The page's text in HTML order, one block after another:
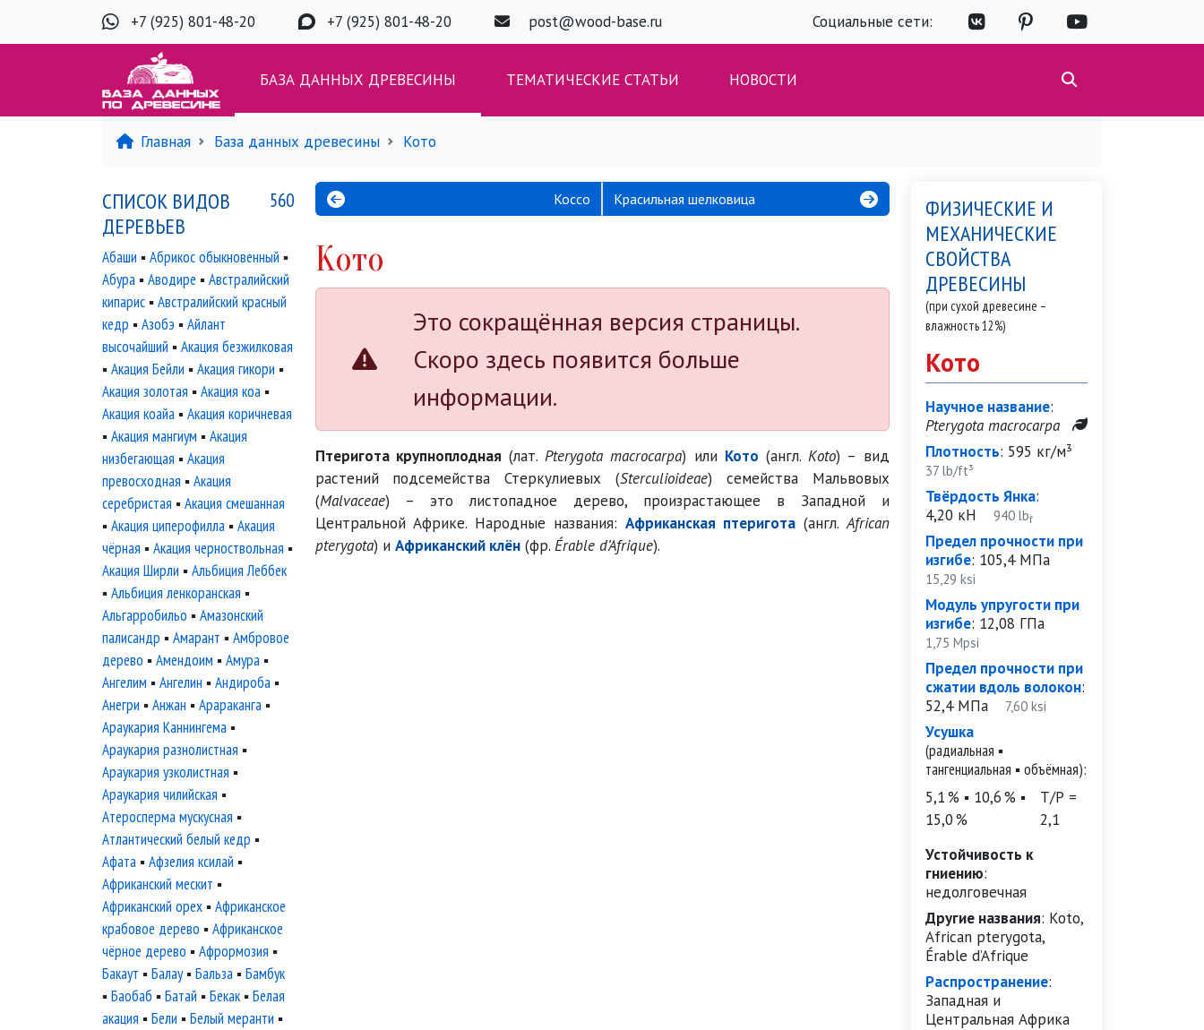
+7 (925) 801-48-20 +7 (925) 801-48-20 post@wood-base.ru Социальные сети:
БАЗА ДАННЫХ ДРЕВЕСИНЫ ТЕМАТИЧЕСКИЕ СТАТЬИ НОВОСТИ
Главная База данных древесины Кото
Коссо Красильная шелковица
Кото
Это сокращённая версия страницы.
Скоро здесь появится больше
информации.
Птеригота крупноплодная (лат.Pterygota macrocarpa) или Кото (англ.Koto) – вид
растений подсемейства Стеркулиевых (Sterculioideae) семейства Мальвовых
(Malvaceae) – это листопадное дерево, произрастающее в Западной и
Центральной Африке. Народные названия: Африканская птеригота(англ.African
pterygota) и Африканский клён(фр. Érable d’Afrique).
СПИСОК ВИДОВ
ДЕРЕВЬЕВ
560
Абаши ▪Абрикос обыкновенный ▪
Абура ▪Аводире ▪Австралийский
кипарис ▪Австралийский красный
кедр ▪Азобэ ▪Айлант
высочайший ▪Акация безжилковая
▪Акация Бейли ▪Акация гикори ▪
Акация золотая ▪Акация коа ▪
Акация коайа ▪Акация коричневая
▪Акация мангиум ▪Акация
низбегающая ▪Акация
превосходная ▪Акация
серебристая ▪Акация смешанная
▪Акация циперофилла ▪Акация
чёрная ▪Акация черноствольная ▪
Акация Ширли ▪Альбиция Леббек
▪Альбиция ленкоранская ▪
Альгарробильо ▪Амазонский
палисандр ▪Амарант ▪Амбровое
дерево ▪Амендоим ▪Амура ▪
Ангелим ▪Ангелин ▪Андироба ▪
Анегри ▪Анжан ▪Арараканга ▪
Араукария Каннингема ▪
Араукария разнолистная ▪
Араукария узколистная ▪
Араукария чилийская ▪
Атеросперма мускусная ▪
Атлантический белый кедр ▪
Афата ▪Афзелия ксилай ▪
Африканский мескит ▪
Африканский орех ▪Африканское
крабовое дерево ▪Африканское
чёрное дерево ▪Афрормозия ▪
Бакаут ▪Балау▪Бальза ▪Бамбук
▪Баобаб ▪Батай ▪Бекак ▪Белая
акация ▪Бели ▪Белый меранти ▪
ФИЗИЧЕСКИЕ И
МЕХАНИЧЕСКИЕ
СВОЙСТВА
ДРЕВЕСИНЫ
(при сухой древесине –
влажность 12%)
Кото
Научное название:
Pterygota macrocarpa
Плотность: 595 кг/м³
37 lb/ft³
Твёрдость Янка:
4,20 кН 940 lbf
Предел прочности при
изгибе: 105,4 МПа
15,29 ksi
Модуль упругости при
изгибе: 12,08 ГПа
1,75 Mpsi
Предел прочности при
сжатии вдоль волокон:
52,4 МПа7,60 ksi
Усушка
(радиальная ▪
тангенциальная ▪ объёмная):
5,1 % ▪ 10,6 % ▪
15,0 %
Т/Р =
2,1
Устойчивость к
гниению:
недолговечная
Другие названия: Koto,
African pterygota,
Érable d’Afrique
Распространение:
Западная и
Центральная Африка